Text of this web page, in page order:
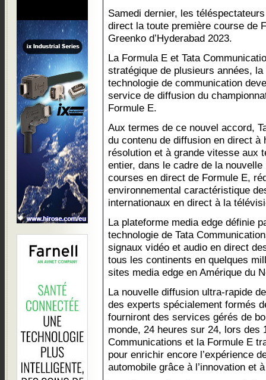
Samedi dernier, les
direct la toute première course de
Greenko d’Hyderabad 2023.
La Formula E et Tata
stratégique de plusieurs années,
technologie de communication
service de diffusion du
Formule E.
Aux termes de ce nouvel accord,
du contenu de diffusion en direct à
résolution et à grande vitesse aux
entier, dans le cadre de la
courses en direct de Formule E,
environnemental caractéristique
internationaux en direct à la
La plateforme media edge définie
technologie de Tata
signaux vidéo et audio en direct
tous les continents en quelques
sites media edge en Amérique du
La nouvelle diffusion ultra-rapide
des experts spécialement formés
fourniront des services gérés de
monde, 24 heures sur 24, lors des
Communications et la Formule E
pour enrichir encore l’expérience
automobile grâce à l’innovation et